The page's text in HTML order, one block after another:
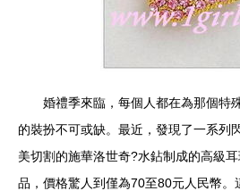
婚禮季來臨，每個人都在為那個特
的裝扮不可或缺。最近，發現了一系
美切割的施華洛世奇?水鉆制成的高級
品，價格驚人到僅為70至80元人民幣。